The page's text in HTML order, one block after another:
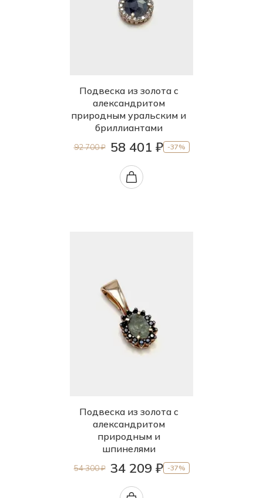
Подвеска из золота с
александритом
природным уральским и
бриллиантами
92 700 ₽ 58 401 ₽ -37%
Подвеска из золота с
александритом
природным и
шпинелями
54 300 ₽ 34 209 ₽ -37%